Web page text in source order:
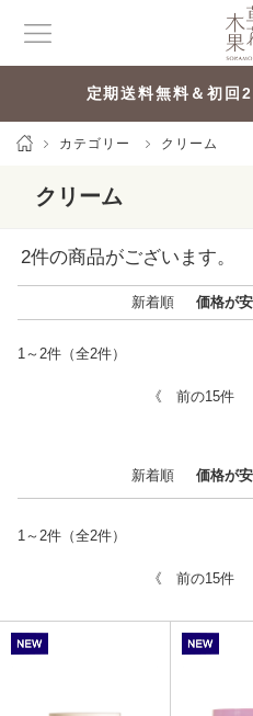
定期送料無料＆初
カテゴリー クリーム
クリーム
2件の商品がございます。
新着順 価格が
1～2件（全2件）
《 前の15件
新着順 価格が
1～2件（全2件）
《 前の15件